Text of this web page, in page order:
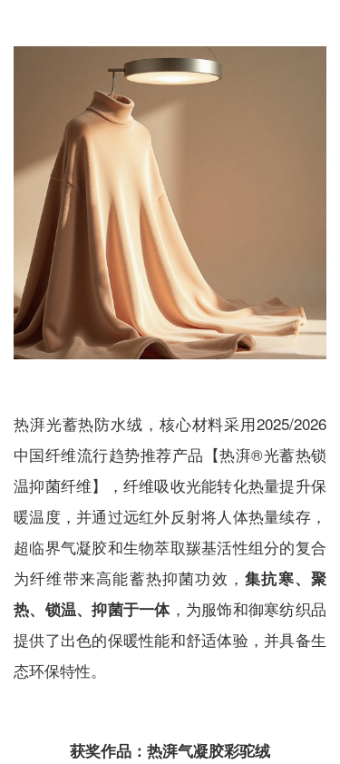
热湃光蓄热防水绒，核心材料采用2025/2026
中国纤维流行趋势推荐产品【热湃®光蓄热锁
温抑菌纤维】，纤维吸收光能转化热量提升保
暖温度，并通过远红外反射将人体热量续存，
超临界气凝胶和生物萃取羰基活性组分的复合
为纤维带来高能蓄热抑菌功效，集抗寒、聚
热、锁温、抑菌于一体，为服饰和御寒纺织品
提供了出色的保暖性能和舒适体验，并具备生
态环保特性。
获奖作品：热湃气凝胶彩驼绒